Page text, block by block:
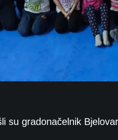
su gradonačelnik